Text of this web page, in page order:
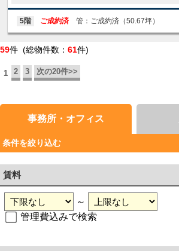
5階 ご成約済 管：ご成約済（50.67坪）
59件 (総物件数： 61件)
1 2 3 次の20件>>
事務所・オフィス
条件を絞り込む
賃料
～
管理費込みで検索